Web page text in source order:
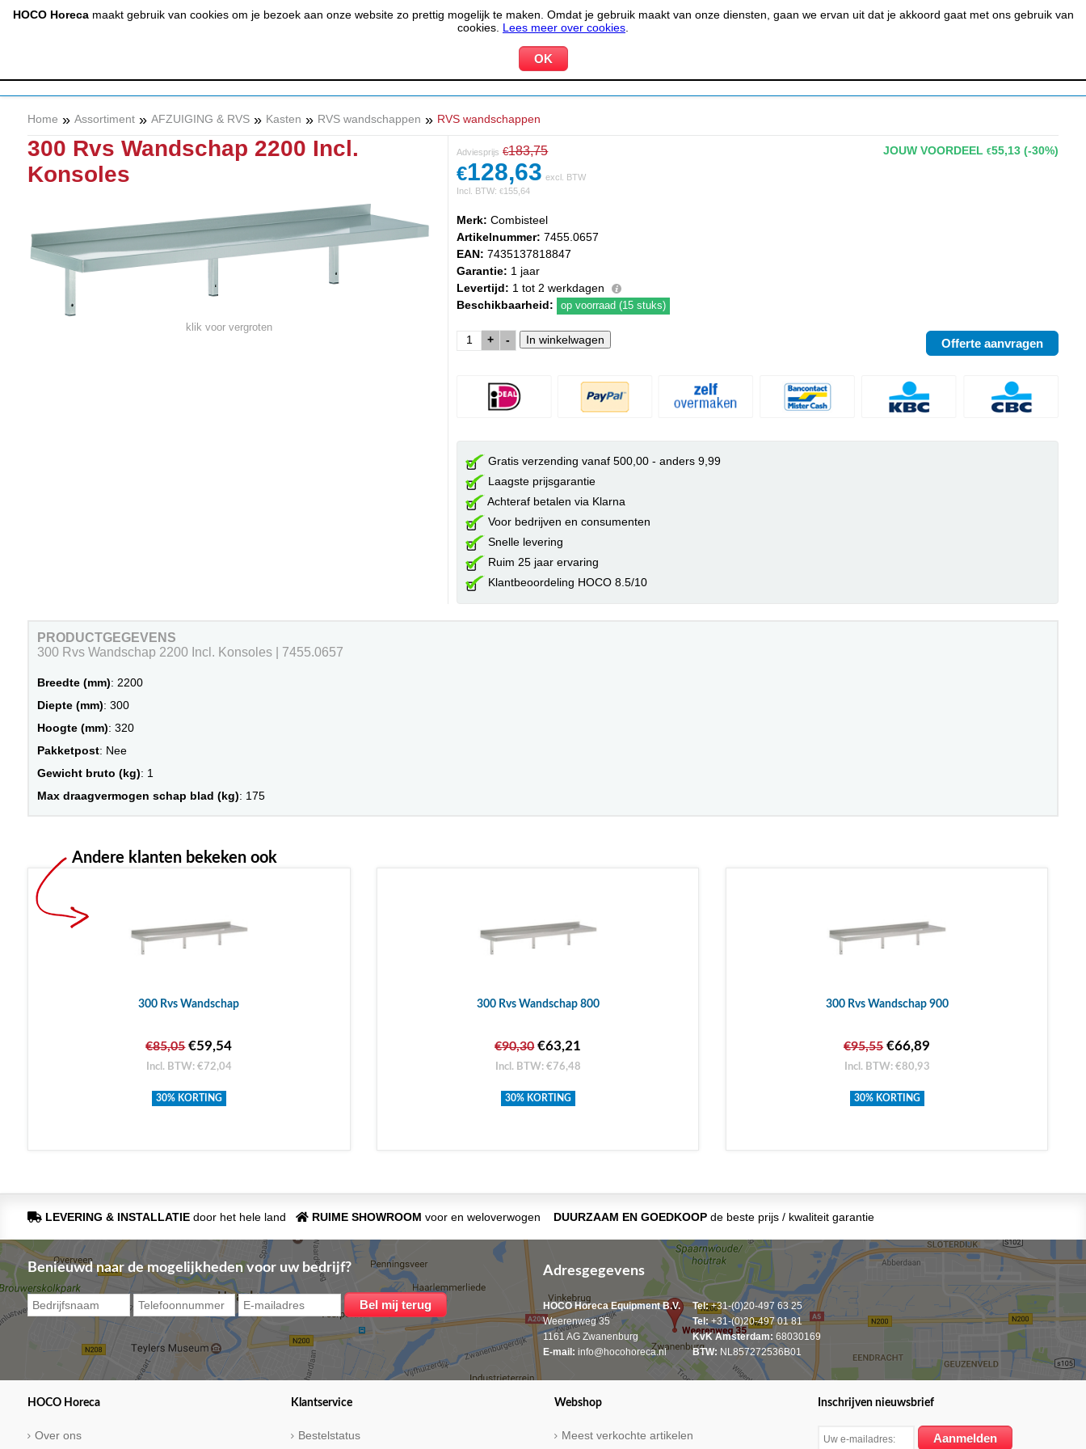
HOCO Horecamaakt gebruik van cookies om je bezoek aan onze website zo prettig mogelijk te maken. Omdat je gebruik maakt van onze diensten, gaan we ervan uit dat je akkoord gaat met ons gebruik van
cookies. Lees meer over cookies
(020) 497 6325 info@hocohoreca.nl MIJN ACCOUNT BESTELSTATUS 0 WINKELWAGEN
KOELEN &
Home » Assortiment » AFZUIGING & RVS » Kasten » RVS wandschappen » RVS wandschappen
300 Rvs Wandschap 2200 Incl.
Konsoles
klik voor vergroten
Adviesprijs €183,75 JOUW VOORDEEL€55,13 (-30%)
€128,63 excl. BTW
Incl. BTW:€155,64
Merk: Combisteel
Artikelnummer: 7455.0657
EAN: 7435137818847
Garantie: 1 jaar
Levertijd: 1 tot 2 werkdagen
Beschikbaarheid:
op voorraad (15 stuks)
+ -
Gratis verzending vanaf 500,00 - anders 9,99
Laagste prijsgarantie
Achteraf betalen via Klarna
Voor bedrijven en consumenten
Snelle levering
Ruim 25 jaar ervaring
Klantbeoordeling HOCO 8.5/10
PRODUCTGEGEVENS
300 Rvs Wandschap 2200 Incl. Konsoles | 7455.0657
Breedte (mm): 2200
Diepte (mm): 300
Hoogte (mm): 320
Pakketpost: Nee
Gewicht bruto (kg): 1
Max draagvermogen schap blad (kg): 175
Andere klanten bekeken ook
300 Rvs Wandschap
€85,05€59,54
Incl. BTW: €72,04
30% KORTING
300 Rvs Wandschap 800
€90,30€63,21
Incl. BTW: €76,48
30% KORTING
300 Rvs Wandschap 900
€95,55€66,89
Incl. BTW: €80,93
30% KORTING
LEVERING & INSTALLATIEdoor het hele land RUIME SHOWROOM voor en weloverwogen DUURZAAM EN GOEDKOOPde beste prijs / kwaliteit garantie
Benieuwd naar de mogelijkheden voor uw bedrijf? Adresgegevens
HOCO Horeca Equipment B.V.
Weerenweg 35
1161 AG Zwanenburg
E-mail: info@hocohoreca.nl
Tel:+31-(0)20-497 63 25
Tel:+31-(0)20-497 01 81
KvK Amsterdam: 68030169
BTW: NL857272536B01
HOCO Horeca
Over ons
Klantservice
Bestelstatus
Webshop
Meest verkochte artikelen
Inschrijven nieuwsbrief